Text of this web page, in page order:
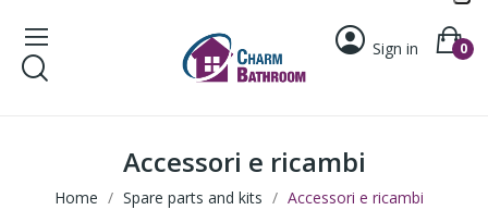
Sign in 0
Accessori e ricambi
Home Spare parts and kits Accessori e ricambi